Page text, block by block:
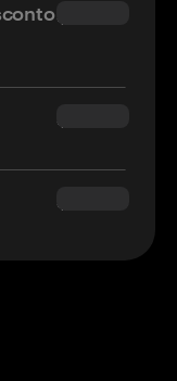
$34.95
$160.00
$180.00